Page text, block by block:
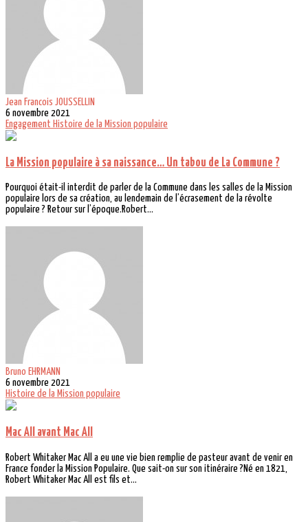
Jean Francois JOUSSELLIN
6 novembre 2021
Engagement Histoire de la Mission populaire
La Mission populaire à sa naissance… Un tabou de La Commune ?
Pourquoi était-il interdit de parler de la Commune dans les salles de la Mission
populaire lors de sa création, au lendemain de l’écrasement de la révolte
populaire ? Retour sur l’époque.Robert...
Bruno EHRMANN
6 novembre 2021
Histoire de la Mission populaire
Mac All avant Mac All
Robert Whitaker Mac All a eu une vie bien remplie de pasteur avant de venir en
France fonder la Mission Populaire. Que sait-on sur son itinéraire ?Né en 1821,
Robert Whitaker Mac All est fils et...